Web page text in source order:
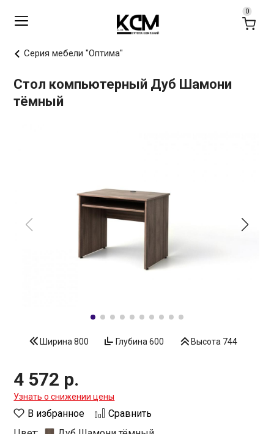
Серия мебели "Оптима"
Стол компьютерный Дуб Шамони
тёмный
Ширина 800 Глубина 600 Высота 744
4 572 р.
Узнать о снижении цены
В избранное
Сравнить